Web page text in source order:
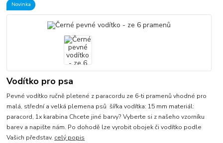
Novinka
Vodítko pro psa
Pevné vodítko ručně pletené z paracordu ze 6-ti pramenů vhodné pro
malá, střední a velká plemena psů šířka vodítka: 15 mm materiál:
paracord, 1x karabina Chcete jiné barvy? Vyberte si z našeho vzorníku
barev a napište nám. Po dohodě lze vyrobit obojek či vodítko podle
Vašich představ. celý popis